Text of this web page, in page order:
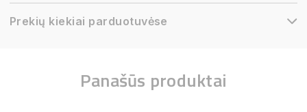
Prekių kiekiai parduotuvėse
Panašūs produktai